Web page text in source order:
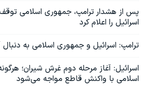
پس از هشدار ترامپ، جمهوری اسلامی
اسرائیل را اعلام کرد
ترامپ: اسرائیل و جمهوری اسلامی به
اسرائیل: آغاز مرحله دوم غرش شیران؛
اسلامی با واکنش قاطع مواجه می‌شود